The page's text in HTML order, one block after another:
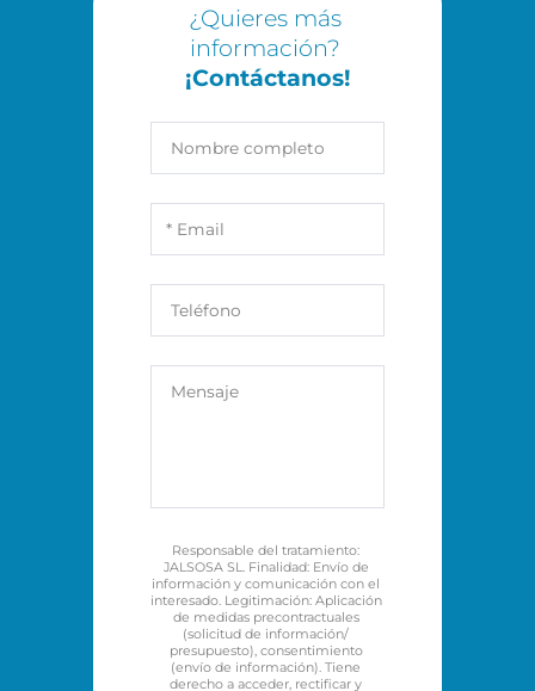
¿Quieres más
¡Contáctanos!
Responsable del tratamiento:
JALSOSA SL. Finalidad: Envío de
información y comunicación con el
interesado. Legitimación: Aplicación
de medidas precontractuales
(solicitud de información/
presupuesto), consentimiento
(envío de información). Tiene
derecho a acceder, rectificar y